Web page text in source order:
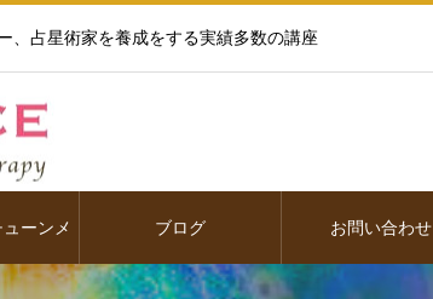
、占星術家を養成をする実績多数の講座
ーンメ ブログ お問い合わせ